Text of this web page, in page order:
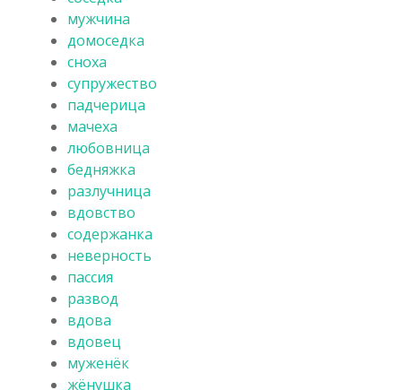
мужчина
домоседка
сноха
супружество
падчерица
мачеха
любовница
бедняжка
разлучница
вдовство
содержанка
неверность
пассия
развод
вдова
вдовец
муженёк
жёнушка